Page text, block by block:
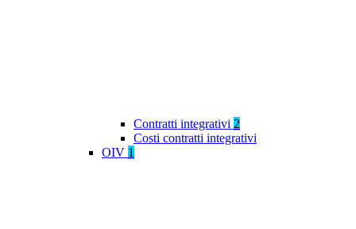
Contratti integrativi 2
Costi contratti integrativi
OIV 1